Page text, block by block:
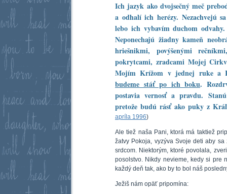
Ich jazyk ako dvojsečný meč
a odhalí ich herézy. Nezachvejú
lebo ich vybavím duchom
Neponechajú žiadny kameň
hriešnikmi, povýšenými
pokrytcami, zradcami Mojej
Mojím Krížom v jednej ruke a
budeme stáť po ich boku.
postavia vernosť a pravdu.
pretože budú rásť ako puky z
apríla 1996)
Ale tiež naša Pani, ktorá má taktiež
žatvy Pokoja, vyzýva Svoje deti aby
srdcom. Niektorým, ktoré povolala,
posolstvo. Nikdy nevieme, kedy si pre
každý deň tak, ako by to bol náš
Ježiš nám opäť pripomína: